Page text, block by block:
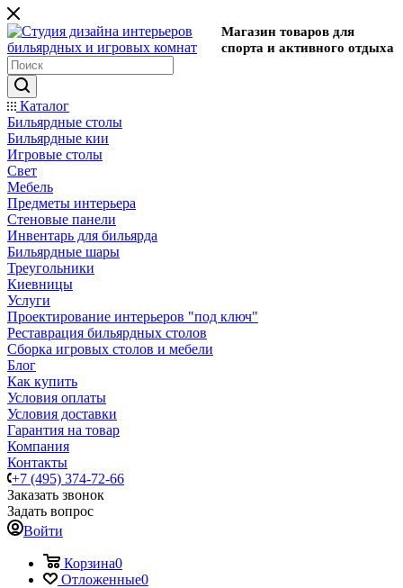
Магазин товаров для
спорта и активного отдыха
Каталог
Бильярдные столы
Бильярдные кии
Игровые столы
Свет
Мебель
Предметы интерьера
Стеновые панели
Инвентарь для бильярда
Бильярдные шары
Треугольники
Киевницы
Услуги
Проектирование интерьеров "под ключ"
Реставрация бильярдных столов
Сборка игровых столов и мебели
Блог
Как купить
Условия оплаты
Условия доставки
Гарантия на товар
Компания
Контакты
+7 (495) 374-72-66
Заказать звонок
Задать вопрос
Войти
Корзина0
Отложенные0